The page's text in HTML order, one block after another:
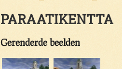
PARAATIKENTTA
Gerenderde beelden